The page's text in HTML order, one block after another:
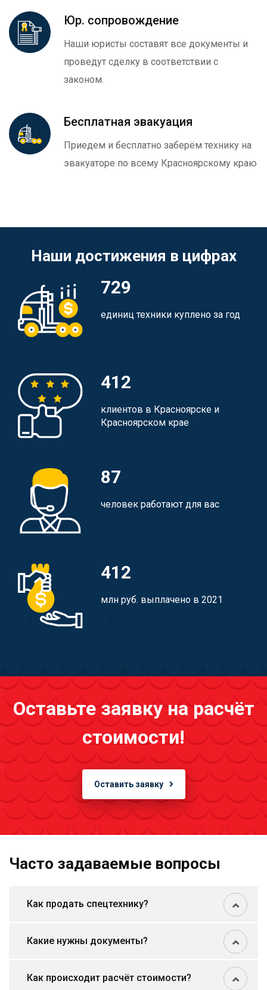
Юр. сопровождение
Наши юристы составят все документы и
проведут сделку в соответствии с
законом.
Бесплатная эвакуация
Приедем и бесплатно заберём технику на
эвакуаторе по всему Красноярскому краю
Наши достижения в цифрах
729
единиц техники куплено за год
412
клиентов в Красноярске и
Красноярском крае
87
человек работают для вас
412
млн руб. выплачено в 2021
Оставьте заявку на расчёт
стоимости!
Оставить заявку
Часто задаваемые вопросы
Как продать спецтехнику?
Какие нужны документы?
Как происходит расчёт стоимости?